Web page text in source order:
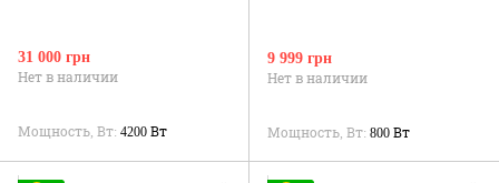
31 000 грн
Нет в наличии
Мощность, Вт 4200 Вт
9 999 грн
Нет в наличии
Мощность, Вт 800 Вт